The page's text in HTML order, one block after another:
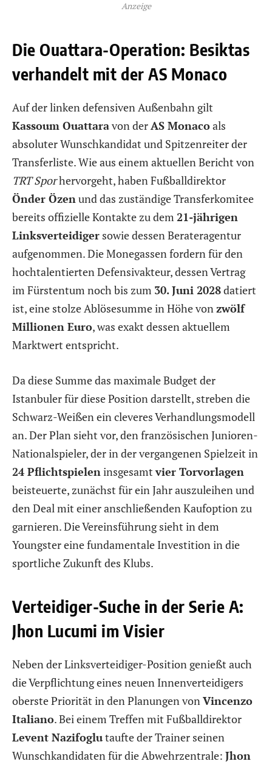
Anzeige
Die Ouattara-Operation: Besiktas
verhandelt mit der AS Monaco
Auf der linken defensiven Außenbahn gilt
Kassoum Ouattaravon derAS Monacoals
absoluter Wunschkandidat und Spitzenreiter der
Transferliste. Wie aus einem aktuellen Bericht von
TRT Sporhervorgeht, haben Fußballdirektor
Önder Özenund das zuständige Transferkomitee
bereits offizielle Kontakte zu dem 21-jährigen
Linksverteidiger sowie dessen Berateragentur
aufgenommen. Die Monegassen fordern für den
hochtalentierten Defensivakteur, dessen Vertrag
im Fürstentum noch bis zum 30. Juni 2028datiert
ist, eine stolze Ablösesumme in Höhe vonzwölf
Millionen Euro, was exakt dessen aktuellem
Marktwert entspricht.
Da diese Summe das maximale Budget der
Istanbuler für diese Position darstellt, streben die
Schwarz-Weißen ein cleveres Verhandlungsmodell
an. Der Plan sieht vor, den französischen Junioren-
Nationalspieler, der in der vergangenen Spielzeit in
24 Pflichtspielen insgesamtvier Torvorlagen
beisteuerte, zunächst für ein Jahr auszuleihen und
den Deal mit einer anschließenden Kaufoption zu
garnieren. Die Vereinsführung sieht in dem
Youngster eine fundamentale Investition in die
sportliche Zukunft des Klubs.
Verteidiger-Suche in der Serie A:
Jhon Lucumi im Visier
Neben der Linksverteidiger-Position genießt auch
die Verpflichtung eines neuen Innenverteidigers
oberste Priorität in den Planungen vonVincenzo
Italiano. Bei einem Treffen mit Fußballdirektor
Levent Nazifoglutaufte der Trainer seinen
Wunschkandidaten für die Abwehrzentrale: Jhon